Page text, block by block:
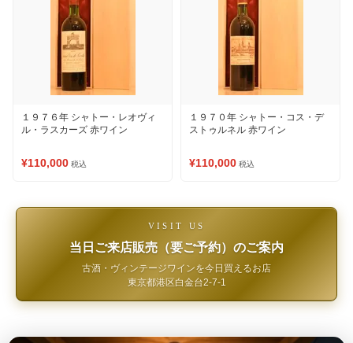
１９７６年 シャトー・レオヴィ
ル・ラスカーズ 赤ワイン
¥110,000 税込
１９７０年 シャトー・コス・デ
ストゥルネル 赤ワイン
¥110,000 税込
VISIT US
当日ご来店販売（要ご予約）のご案内
古酒・ヴィンテージワインを今日買えるお店
東京都港区白金台2-7-1